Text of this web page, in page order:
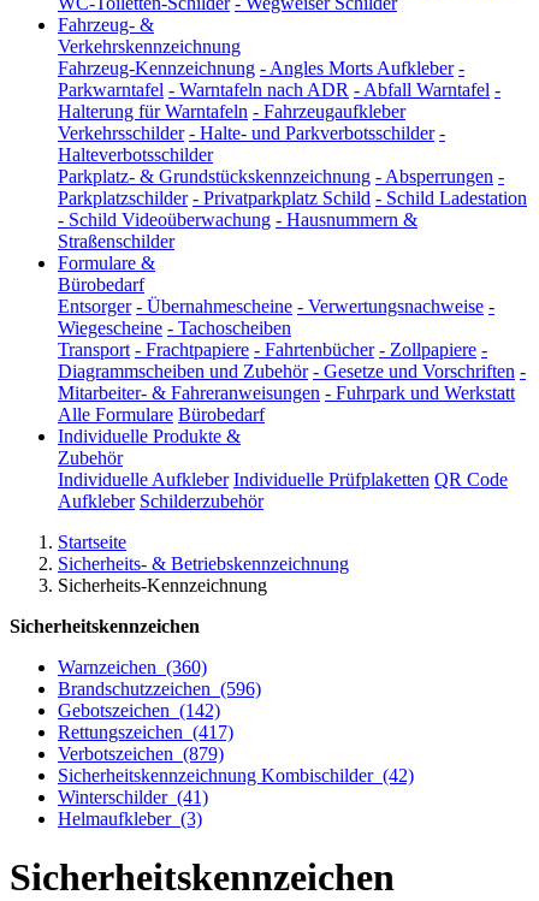
Fahrzeug- &
Verkehrskennzeichnung
Fahrzeug-Kennzeichnung - Angles Morts Aufkleber -
Parkwarntafel - Warntafeln nach ADR - Abfall Warntafel -
Halterung für Warntafeln - Fahrzeugaufkleber
Verkehrsschilder - Halte- und Parkverbotsschilder -
Halteverbotsschilder
Parkplatz- & Grundstückskennzeichnung - Absperrungen -
Parkplatzschilder - Privatparkplatz Schild - Schild Ladestation
- Schild Videoüberwachung - Hausnummern &
Straßenschilder
Formulare &
Bürobedarf
Entsorger - Übernahmescheine - Verwertungsnachweise -
Wiegescheine - Tachoscheiben
Transport - Frachtpapiere - Fahrtenbücher - Zollpapiere -
Diagrammscheiben und Zubehör - Gesetze und Vorschriften -
Mitarbeiter- & Fahreranweisungen - Fuhrpark und Werkstatt
Alle Formulare Bürobedarf
Individuelle Produkte &
Zubehör
Individuelle Aufkleber Individuelle Prüfplaketten QR Code
Aufkleber Schilderzubehör
Startseite
Sicherheits- & Betriebskennzeichnung
Sicherheits-Kennzeichnung
Sicherheitskennzeichen
Warnzeichen (360)
Brandschutzzeichen (596)
Gebotszeichen (142)
Rettungszeichen (417)
Verbotszeichen (879)
Sicherheitskennzeichnung Kombischilder (42)
Winterschilder (41)
Helmaufkleber (3)
Sicherheitskennzeichen